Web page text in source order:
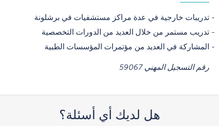
تدريبات خارجية في عدة مراكز مستشفيات في برشلونة
تدريب مستمر من خلال العديد من الدورات التخصصية
المشاركة في العديد من مؤتمرات المؤسسات الطبية
رقم التسجيل المهني 59067
هل لديك أي أسئلة؟